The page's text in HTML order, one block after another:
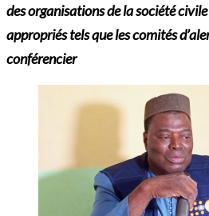
des organisations de la société
appropriés tels que les comités
conférencier